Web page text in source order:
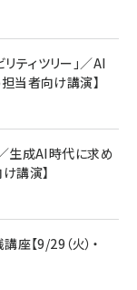
のデザイン
見る
ノイズキャンセリ
ル 240W 結束バン
材採用 iPhone
MacBook
イトブラック)
缶 24本 ビー
ラベルビヤセラー
ティツリー」／AI
当者向け講演】
生成AI時代に求め
講演】
【9/29（火）・